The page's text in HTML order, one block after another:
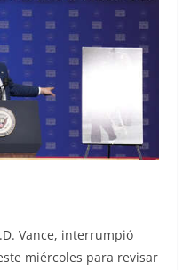
Vance, interrumpió
miércoles para revisar